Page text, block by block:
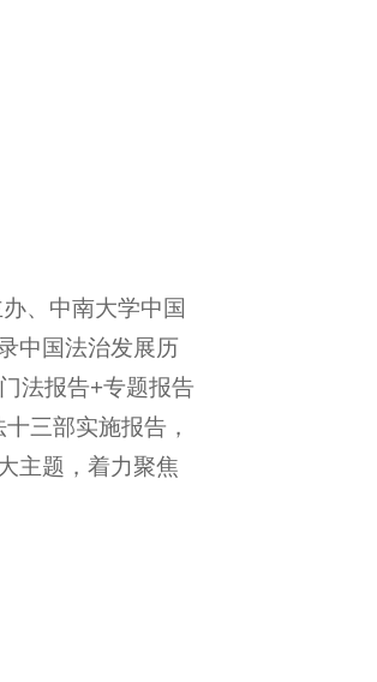
、中南大学中国
中国法治发展历
法报告+专题报告
三部实施报告，
主题，着力聚焦